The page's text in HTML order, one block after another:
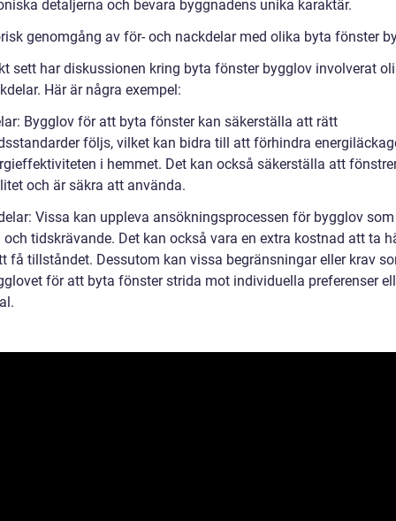
detaljerna och bevara byggnadens unika karaktär.
genomgång av för- och nackdelar med olika byta fönster
sett har diskussionen kring byta fönster bygglov involverat
Här är några exempel:
Bygglov för att byta fönster kan säkerställa att rätt
följs, vilket kan bidra till att förhindra
i hemmet. Det kan också säkerställa att
och är säkra att använda.
Vissa kan uppleva ansökningsprocessen för bygglov som
tidskrävande. Det kan också vara en extra kostnad att ta
få tillståndet. Dessutom kan vissa begränsningar eller krav
för att byta fönster strida mot individuella preferenser